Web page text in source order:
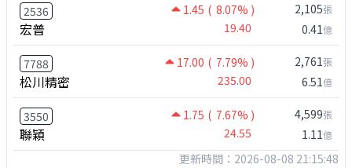
2536 1.45 ( 8.07% )
宏普 19.40
2,105張
0.41億
7788 17.00 ( 7.79% )
松川精密 235.00
2,761張
6.51億
3550 1.75 ( 7.67% )
聯穎 24.55
4,599張
1.11億
更新時間：2026-08-08 21:15:48